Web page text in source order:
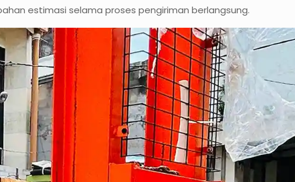
estimasi selama proses pengiriman berlangsung.